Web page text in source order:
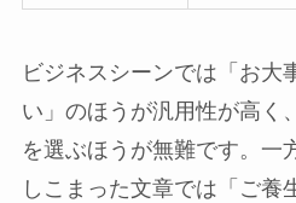
ビジネスシーンでは「お大
い」のほうが汎用性が高く
を選ぶほうが無難です。一
しこまった文章では「ご養